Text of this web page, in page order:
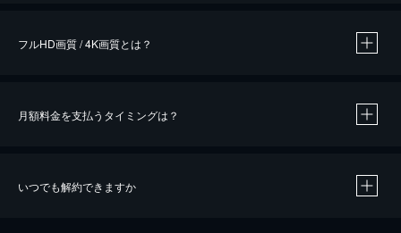
※40％ポイント還元の対象は、クレジットカード決済による作品の購入 / レンタルです。
フルHD画質 / 4K画質とは？
月額料金を支払うタイミングは？
いつでも解約できますか